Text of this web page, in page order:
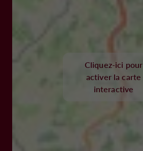
Cliquez-ici pour
activer la carte
interactive